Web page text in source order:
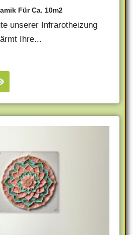
Für Ca. 10m2
unserer Infrarotheizung
Ihre...